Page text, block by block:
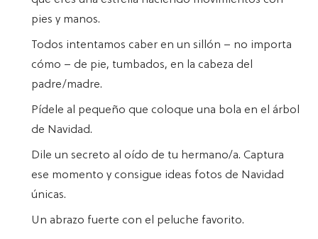
pies y manos.
Todos intentamos caber en un sillón – no importa
cómo – de pie, tumbados, en la cabeza del
padre/madre.
Pídele al pequeño que coloque una bola en el árbol
de Navidad.
Dile un secreto al oído de tu hermano/a. Captura
ese momento y consigue ideas fotos de Navidad
únicas.
Un abrazo fuerte con el peluche favorito.